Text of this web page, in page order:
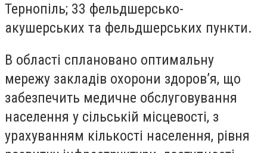
Тернопіль; 33 фельдшерсько-
акушерських та фельдшерських пункти.
В області сплановано оптимальну
мережу закладів охорони здоров’я, що
забезпечить медичне обслуговування
населення у сільській місцевості, з
урахуванням кількості населення, рівня